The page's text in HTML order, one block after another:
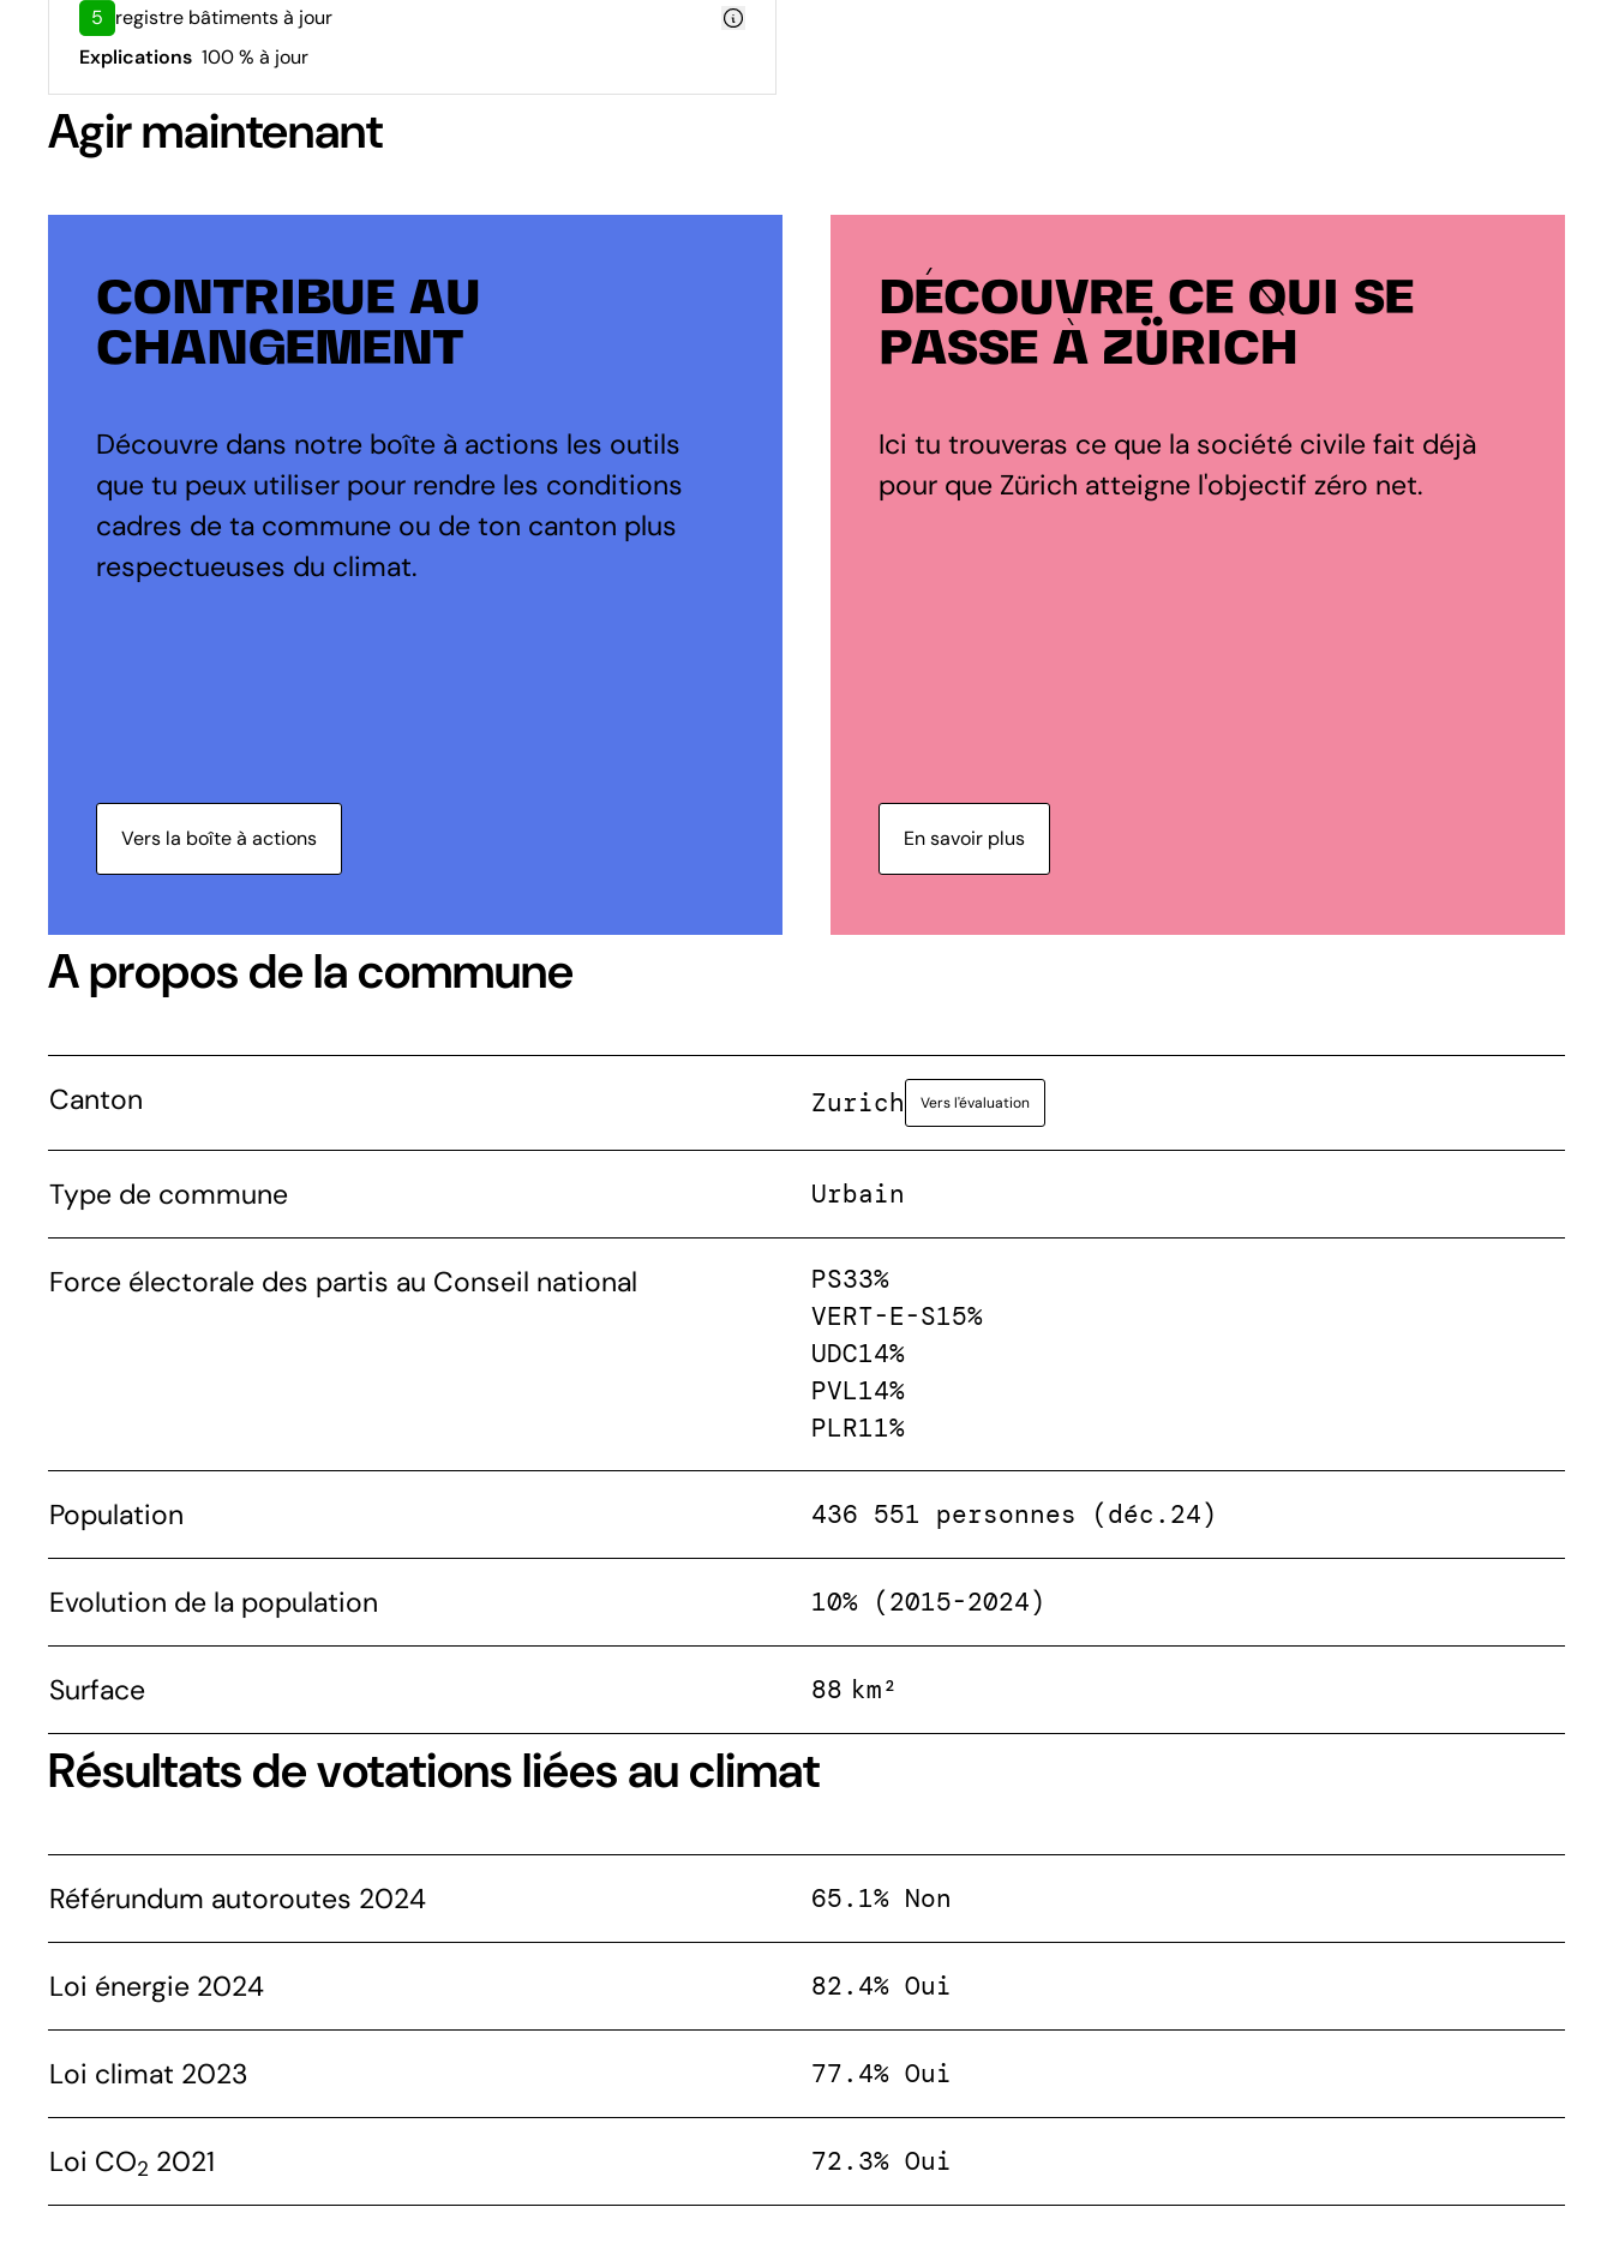
5 registre bâtiments à jour
Explications 100 % à jour
Agir maintenant
CONTRIBUE AU
CHANGEMENT
Découvre dans notre boîte à actions les outils
que tu peux utiliser pour rendre les conditions
cadres de ta commune ou de ton canton plus
respectueuses du climat.
Vers la boîte à actions
DÉCOUVRE CE QUI SE
PASSE À ZÜRICH
Ici tu trouveras ce que la société civile fait déjà
pour que Zürich atteigne l'objectif zéro net.
En savoir plus
A propos de la commune
Canton Zurich Vers l'évaluation
Type de commune Urbain
Force électorale des partis au Conseil national PS33%
VERT-E-S15%
UDC14%
PVL14%
PLR11%
Population 436 551 personnes (déc.24)
Evolution de la population 10% (2015-2024)
Surface 88 km²
Résultats de votations liées au climat
Référundum autoroutes 2024 65.1% Non
Loi énergie 2024 82.4% Oui
Loi climat 2023 77.4% Oui
Loi CO2 2021 72.3% Oui